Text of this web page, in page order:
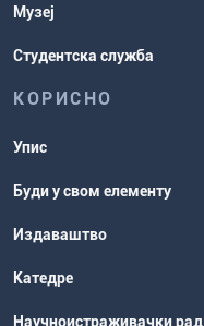
Музеј
Студентска служба
КОРИСНО
Упис
Буди у свом елементу
Издаваштво
Катедре
Научноистраживачки рад